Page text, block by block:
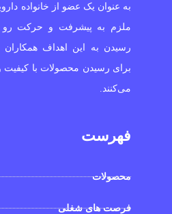
به عنوان یک عضو از خانواده
ملزم به پیشرفت و حرکت رو
رسیدن به این اهداف همکاران
برای رسیدن محصولات با کیفیت
می‌کنند.
فهرست
محصولات
فرصت های شغلی